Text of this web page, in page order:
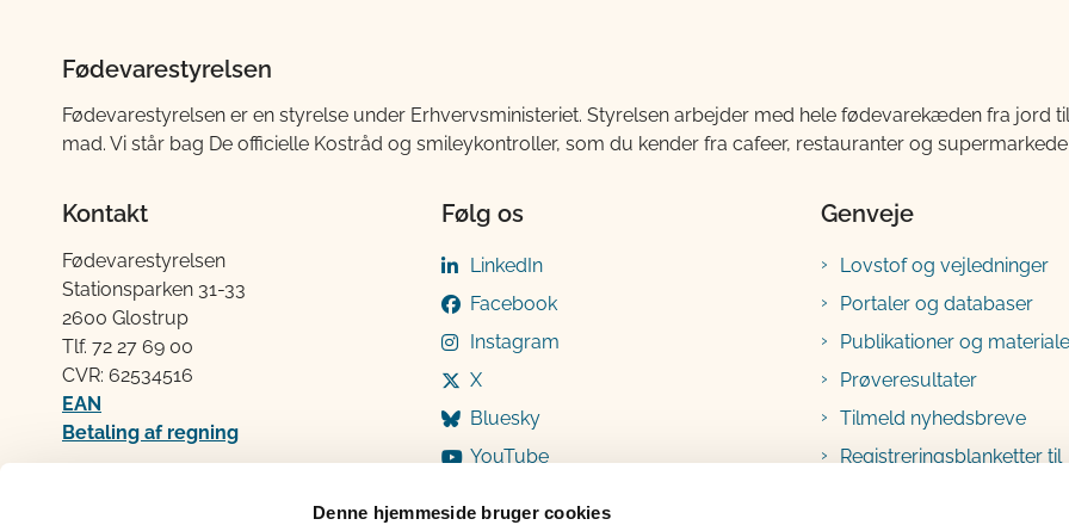
Denne hjemmeside bruger cookies
Fødevarestyrelsen
Fødevarestyrelsen er en styrelse under Erhvervsministeriet. Styrelsen arbejder med hele fødevarekæden fra jord
mad. Vi står bag De officielle Kostråd og smileykontroller, som du kender fra cafeer, restauranter og
Kontakt
Fødevarestyrelsen
Stationsparken 31-33
2600 Glostrup
Tlf. 72 2​​​7 69 00
CVR: 62534516
EAN
Betaling af regning
Følg os
LinkedIn
Facebook
Instagram
X
Bluesky
YouTube
Genveje
Lovstof og vejledninger
Portaler og databaser
Publikationer og
Prøveresultater
Tilmeld nyhedsbreve
Registreringsblanketter til